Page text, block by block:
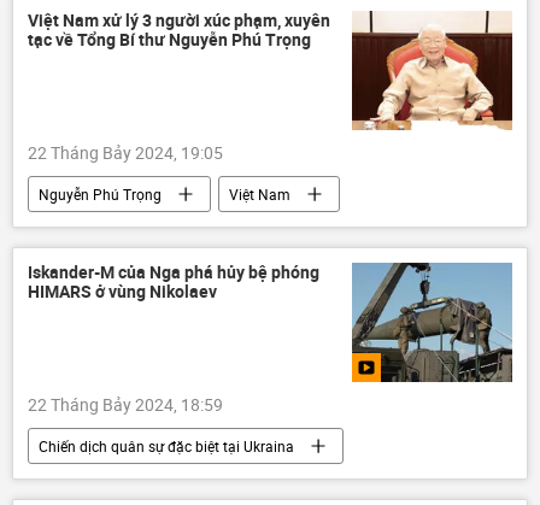
Việt Nam xử lý 3 người xúc phạm, xuyên
tạc về Tổng Bí thư Nguyễn Phú Trọng
22 Tháng Bảy 2024, 19:05
Nguyễn Phú Trọng
Việt Nam
từ trần
Đảng Cộng sản Việt Nam
vi phạm
cảnh sát
Thành phố Hồ Chí Minh
Iskander-M của Nga phá hủy bệ phóng
HIMARS ở vùng Nikolaev
22 Tháng Bảy 2024, 18:59
Chiến dịch quân sự đặc biệt tại Ukraina
Nga
Bộ Quốc phòng Nga